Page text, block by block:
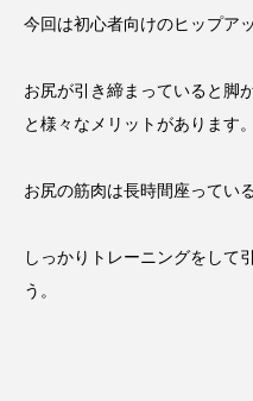
今回は初心者向けのヒップア
お尻が引き締まっていると脚
と様々なメリットがあります。
お尻の筋肉は長時間座ってい
しっかりトレーニングをして
う。